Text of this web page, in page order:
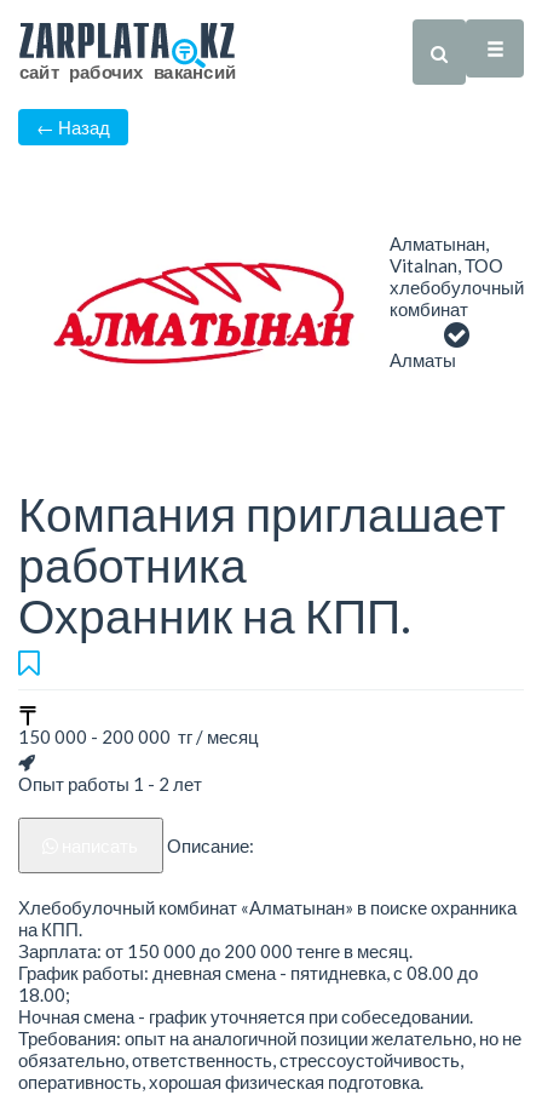
← Назад
Алматынан,
Vitalnan, ТОО
хлебобулочный
комбинат
Алматы
Компания приглашает
работника
Охранник на КПП.
150 000 - 200 000 тг / месяц
Опыт работы 1 - 2 лет
Описание:
Хлебобулочный комбинат «Алматынан» в поиске охранника
на КПП.
Зарплата: от 150 000 до 200 000 тенге в месяц.
График работы: дневная смена - пятидневка, с 08.00 до
18.00;
Ночная смена - график уточняется при собеседовании.
Требования: опыт на аналогичной позиции желательно, но не
обязательно, ответственность, стрессоустойчивость,
оперативность, хорошая физическая подготовка.